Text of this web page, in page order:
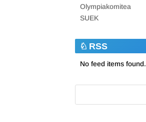
Olympiakomitea
SUEK
RSS
No feed items found.